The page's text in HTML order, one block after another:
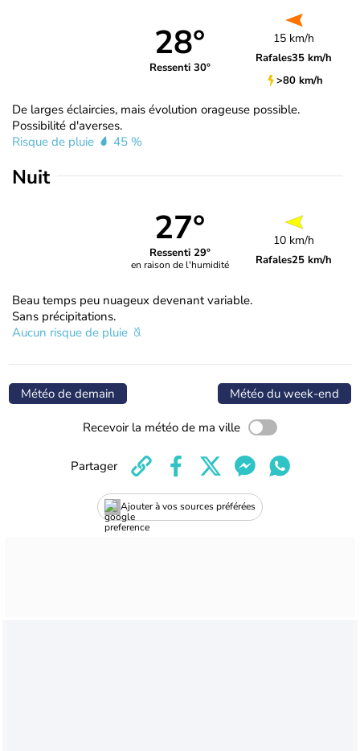
28°
Ressenti 30°
15 km/h
Rafales35 km/h
>80 km/h
De larges éclaircies, mais évolution orageuse possible.
Possibilité d'averses.
Risque de pluie
45 %
Nuit
27°
Ressenti 29°
en raison de l'humidité
10 km/h
Rafales25 km/h
Beau temps peu nuageux devenant variable.
Sans précipitations.
Aucun risque de pluie
Météo de demain Météo du week-end
Recevoir la météo de ma ville
Ajouter à vos sources préférées
Partager